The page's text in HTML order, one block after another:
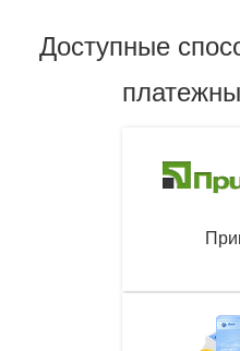
Доступные